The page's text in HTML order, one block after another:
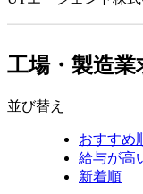
工場・製造
並び替え
おすすめ
給与が高
新着順